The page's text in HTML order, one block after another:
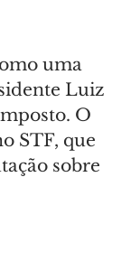
uma
Luiz
O
STF, que
sobre